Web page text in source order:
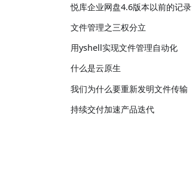
悦库企业网盘4.6版本以前的记录
文件管理之三权分立
用yshell实现文件管理自动化
什么是云原生
我们为什么要重新发明文件传输
持续交付加速产品迭代